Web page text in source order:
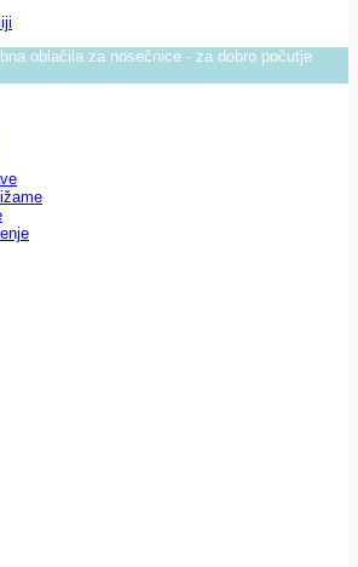
oblačila za nosečnice - za dobro počutje